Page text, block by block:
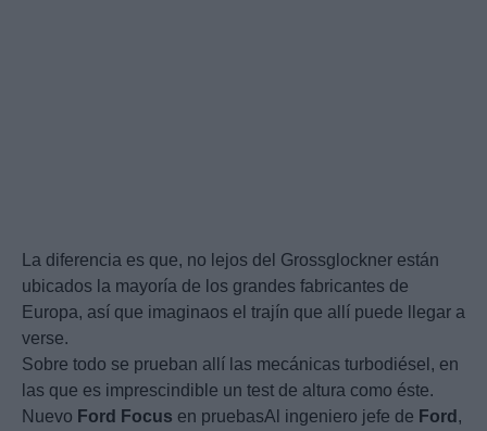
La diferencia es que, no lejos del Grossglockner están
ubicados la mayoría de los grandes fabricantes de
Europa, así que imaginaos el trajín que allí puede llegar a
verse.
Sobre todo se prueban allí las mecánicas turbodiésel, en
las que es imprescindible un test de altura como éste.
Nuevo Ford Focus en pruebasAl ingeniero jefe de Ford ,